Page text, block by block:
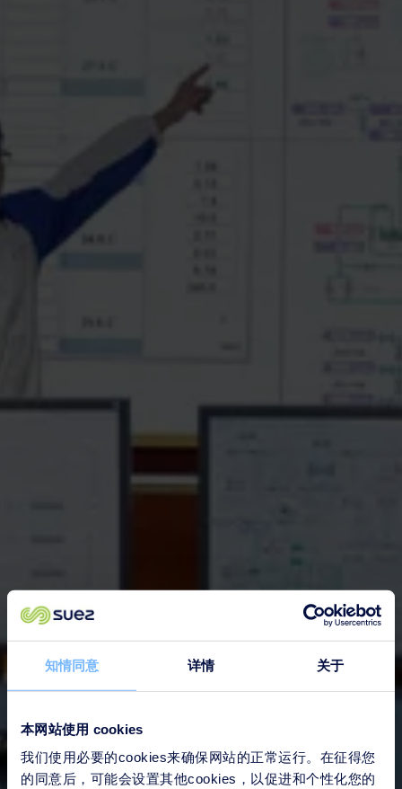
知情同意 详情 关于
本网站使用 cookies
我们使用必要的cookies来确保网站的正常运行。在征得您
的同意后，可能会设置其他cookies，以促进和个性化您的